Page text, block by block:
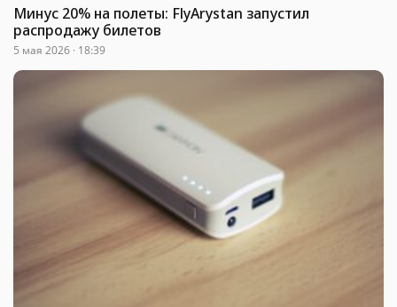
Минус 20% на полеты: FlyArystan запустил
распродажу билетов
5 мая 2026 · 18:39